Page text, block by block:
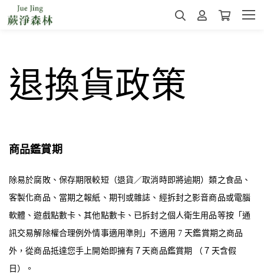
退換貨政策
商品鑑賞期
除易於腐敗、保存期限較短（退貨／取消時即將逾期）類之食品、
客製化商品、當期之報紙、期刊或雜誌、經拆封之影音商品或電腦
軟體、遊戲點數卡、其他點數卡、已拆封之個人衛生用品等按「通
訊交易解除權合理例外情事適用準則」不適用 7 天鑑賞期之商品
外，從商品抵達您手上開始即擁有７天商品鑑賞期 （７天含假
日）。